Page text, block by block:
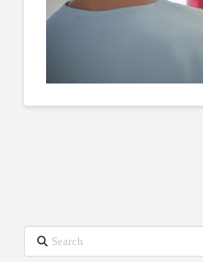
Search